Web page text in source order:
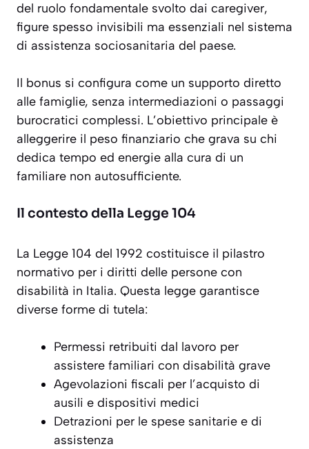
del ruolo fondamentale svolto dai caregiver,
figure spesso invisibili ma essenziali nel sistema
di assistenza sociosanitaria del paese.
Il bonus si configura come un supporto diretto
alle famiglie, senza intermediazioni o passaggi
burocratici complessi. L’obiettivo principale è
alleggerire il peso finanziario che grava su chi
dedica tempo ed energie alla cura di un
familiare non autosufficiente.
Il contesto della Legge 104
La Legge 104 del 1992 costituisce il pilastro
normativo per i diritti delle persone con
disabilità in Italia. Questa legge garantisce
diverse forme di tutela:
Permessi retribuiti dal lavoro per
assistere familiari con disabilità grave
Agevolazioni fiscali per l’acquisto di
ausili e dispositivi medici
Detrazioni per le spese sanitarie e di
assistenza